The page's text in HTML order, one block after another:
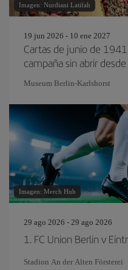
Imagen: Nurdiani Latifah
19 jun 2026 - 10 ene 2027
Cartas de junio de
campaña sin abrir
Museum Berlin-Karlshorst
Imagen: Merch Hub
29 ago 2026 - 29 ago 2026
1. FC Union Berlin v
Stadion An der Alten Försterei